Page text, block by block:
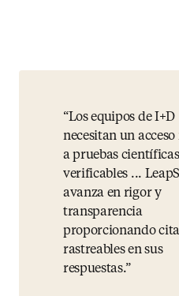
Los equipos de I+D
necesitan un
a pruebas científicas
verificables ...
avanza en rigor y
transparencia
proporcionando
rastreables en sus
respuestas.